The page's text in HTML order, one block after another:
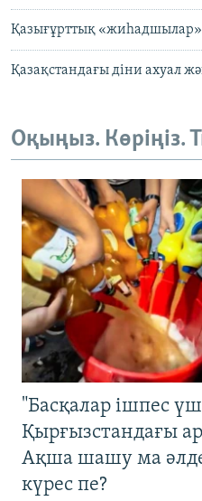
Қазығұрттық «жиһадшылар»
Қазақстандағы діни ахуал
Оқыңыз. Көріңіз.
"Басқалар ішпес
Қырғызстандағы
Ақша шашу ма
күрес пе?